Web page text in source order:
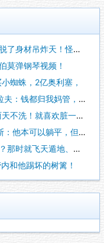
材吊炸天！怪不得对
莫弹钢琴视频！
蜘蛛，2亿奥利塞，
钱都归我妈管，但并不
洗！就喜欢脏一点，
本可以躺平，但还是把
飞天遁地、攻防一
和他踢坏的树篱！